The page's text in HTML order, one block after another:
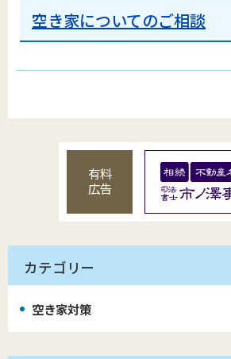
空き家についてのご相談
有料
広告
カテゴリー
空き家対策